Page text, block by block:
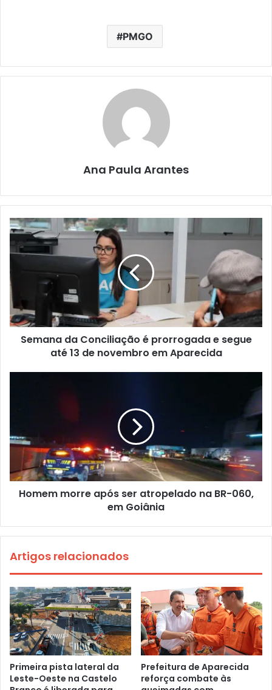
PMGO
Ana Paula Arantes
Semana da Conciliação é prorrogada e segue
até 13 de novembro em Aparecida
Homem morre após ser atropelado na BR-060,
em Goiânia
Artigos relacionados
Primeira pista lateral da
Leste-Oeste na Castelo
Prefeitura de Aparecida
reforça combate às